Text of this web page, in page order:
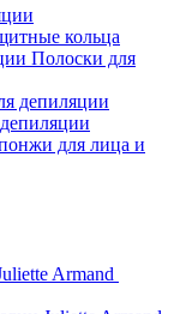
кольца
Полоски для
для лица и
Armand